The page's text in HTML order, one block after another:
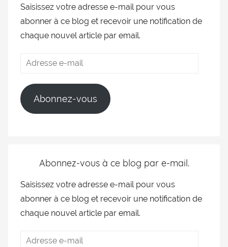
Saisissez votre adresse e-mail pour vous
abonner à ce blog et recevoir une notification de
chaque nouvel article par email.
Abonnez-vous
Abonnez-vous à ce blog par e-mail.
Saisissez votre adresse e-mail pour vous
abonner à ce blog et recevoir une notification de
chaque nouvel article par email.